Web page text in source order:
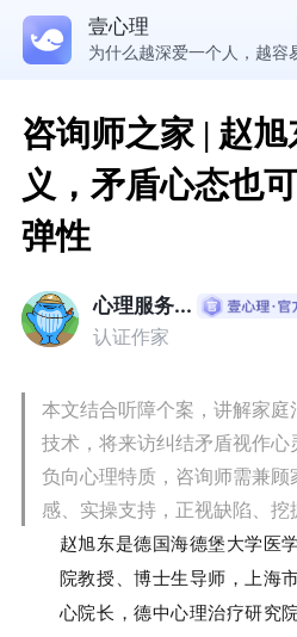
壹心理
5300万人在这里获得专业心
咨询师之家 | 赵
义，矛盾心态也
弹性
心理服务...
认证作家
本文结合听障个案，讲解家
技术，将来访纠结矛盾视作
负向心理特质，咨询师需兼
感、实操支持，正视缺陷、挖
赵旭东是德国海德堡大学医
院教授、博士生导师，上海
心院长，德中心理治疗研究